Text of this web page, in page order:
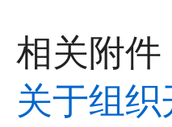
相关附件
关于组